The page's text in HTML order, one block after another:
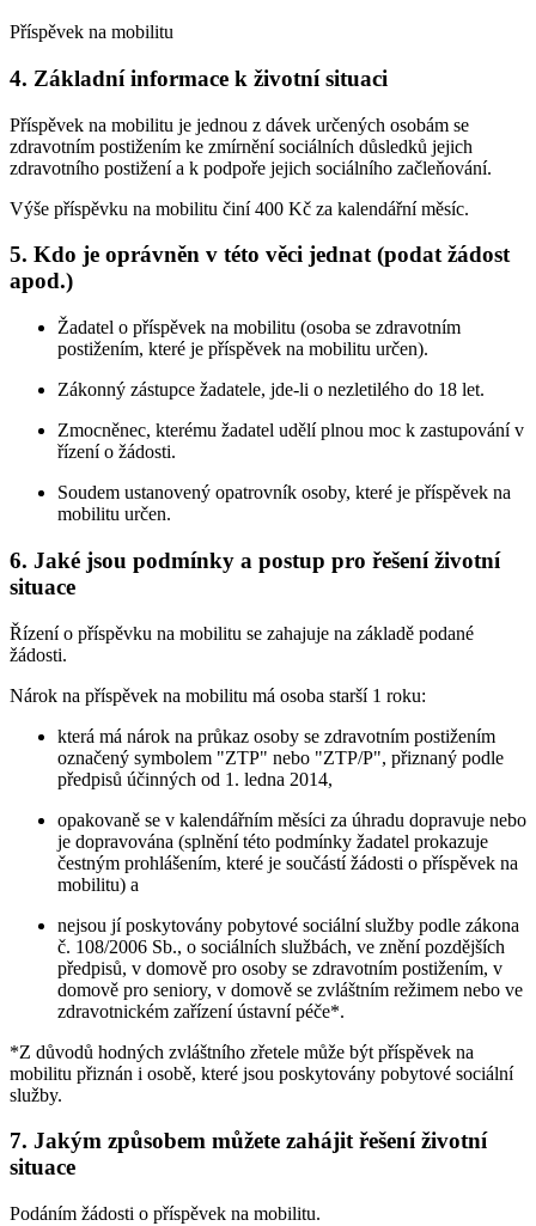
Příspěvek na mobilitu
4. Základní informace k životní situaci
Příspěvek na mobilitu je jednou z dávek určených osobám se
zdravotním postižením ke zmírnění sociálních důsledků jejich
zdravotního postižení a k podpoře jejich sociálního začleňování.
Výše příspěvku na mobilitu činí 400 Kč za kalendářní měsíc.
5. Kdo je oprávněn v této věci jednat (podat žádost
apod.)
Žadatel o příspěvek na mobilitu (osoba se zdravotním
postižením, které je příspěvek na mobilitu určen).
Zákonný zástupce žadatele, jde-li o nezletilého do 18 let.
Zmocněnec, kterému žadatel udělí plnou moc k zastupování v
řízení o žádosti.
Soudem ustanovený opatrovník osoby, které je příspěvek na
mobilitu určen.
6. Jaké jsou podmínky a postup pro řešení životní
situace
Řízení o příspěvku na mobilitu se zahajuje na základě podané
žádosti.
Nárok na příspěvek na mobilitu má osoba starší 1 roku:
která má nárok na průkaz osoby se zdravotním postižením
označený symbolem "ZTP" nebo "ZTP/P", přiznaný podle
předpisů účinných od 1. ledna 2014,
opakovaně se v kalendářním měsíci za úhradu dopravuje nebo
je dopravována (splnění této podmínky žadatel prokazuje
čestným prohlášením, které je součástí žádosti o příspěvek na
mobilitu) a
nejsou jí poskytovány pobytové sociální služby podle zákona
č. 108/2006 Sb., o sociálních službách, ve znění pozdějších
předpisů, v domově pro osoby se zdravotním postižením, v
domově pro seniory, v domově se zvláštním režimem nebo ve
zdravotnickém zařízení ústavní péče*.
*Z důvodů hodných zvláštního zřetele může být příspěvek na
mobilitu přiznán i osobě, které jsou poskytovány pobytové sociální
služby.
7. Jakým způsobem můžete zahájit řešení životní
situace
Podáním žádosti o příspěvek na mobilitu.